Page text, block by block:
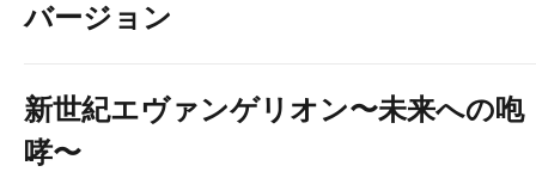
バージョン
新世紀エヴァンゲリオン〜未来への咆
哮〜